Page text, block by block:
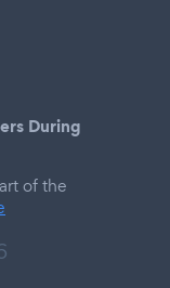
During
of the